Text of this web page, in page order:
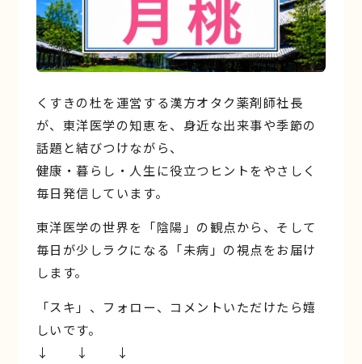
くすきの杜を運営する漢方オタク薬剤師社長
が、東洋医学の知恵を、身近な出来事や季節の
話題と結びつけながら、
健康・暮らし・人生に役立つヒントをやさしく
毎日発信しています。
東洋医学の世界を「陰陽」の観点から、そして
毎日が少しラクになる「未病」の視点をお届け
します。
「スキ」、フォロー、コメントいただけたら嬉
しいです。
↓ ↓ ↓